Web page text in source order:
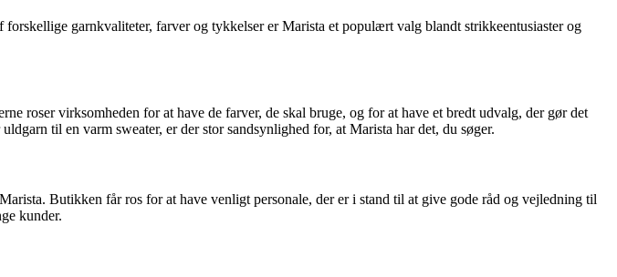
garnkvaliteter, farver og tykkelser er Marista et populært valg blandt strikkeentusiaster og
roser virksomheden for at have de farver, de skal bruge, og for at have et bredt udvalg, der gør det
til en varm sweater, er der stor sandsynlighed for, at Marista har det, du søger.
Butikken får ros for at have venligt personale, der er i stand til at give gode råd og vejledning til
kunder.